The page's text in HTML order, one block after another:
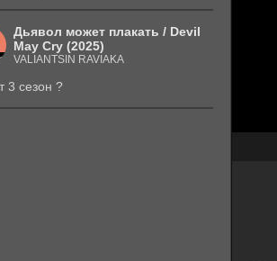
Дьявол может плакать / Devil
May Cry (2025)
VALIANTSIN RAVIAKA
3 сезон ?